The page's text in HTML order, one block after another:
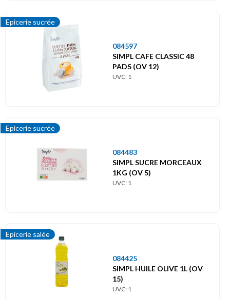
Epicerie sucrée
084597
SIMPL CAFE CLASSIC 48
PADS (OV 12)
UVC: 1
Epicerie sucrée
084483
SIMPL SUCRE MORCEAUX
1KG (OV 5)
UVC: 1
Epicerie salée
084425
SIMPL HUILE OLIVE 1L (OV
15)
UVC: 1